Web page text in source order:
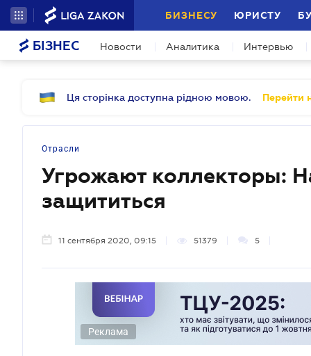
БИЗНЕСУ ЮРИСТУ
БІЗНЕС Новости Аналитика Интервью
Ця сторінка доступна рідною мовою. Перейти
Отрасли
Угрожают коллекторы:
защититься
11 сентября 2020, 09:15 51379 5
Реклама